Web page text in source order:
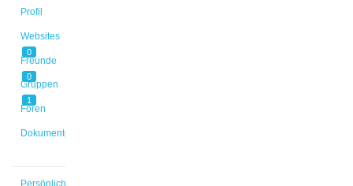
Profil
Websites
0
Freunde
0
Gruppen
1
Foren
Dokumente
Persönlich